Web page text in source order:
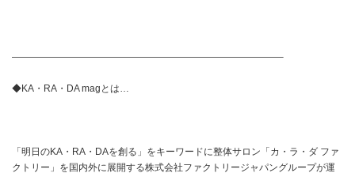
————————————————————————————–
◆KA・RA・DA magとは…
「明日のKA・RA・DAを創る」をキーワードに整体サロン「カ・ラ・ダ ファ
クトリー」を国内外に展開する株式会社ファクトリージャパングループが運